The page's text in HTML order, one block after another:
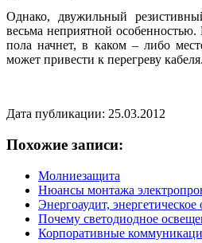
Однако, двужильный
весьма неприятной особенностью.
пола начнет, в каком – либо
может привести к перегреву кабеля.
Дата публикации: 25.03.2012
Похожие записи:
Молниезащита
Нюансы монтажа
Энергоаудит, энергетическое
Почему светодиодное
Корпоративные